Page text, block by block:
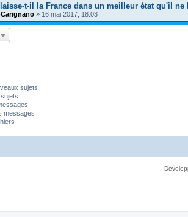
t-il la France dans un meilleur état qu'il ne
» 16 mai 2017, 18:03
sujets
messages